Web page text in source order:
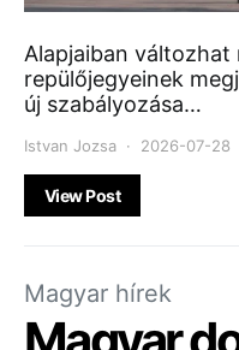
Alapjaiban változhat
repülőjegyeinek
új szabályozása…
Istvan Jozsa 2026-07-28
View Post
Magyar hírek